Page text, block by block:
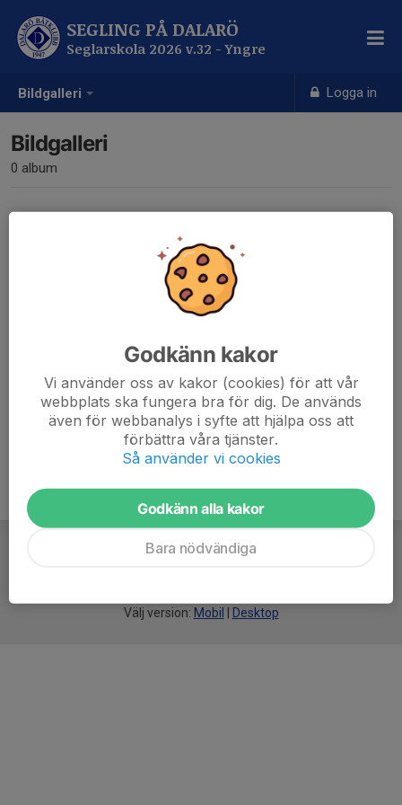
Bildgalleri Logga in
SEGLING PÅ DALARÖ
Seglarskola 2026 v.32 - Yngre
Bildgalleri
0 album
Inga album skapade
Välj version: Mobil Desktop
Godkänn kakor
Vi använder oss av kakor (cookies) för att vår
webbplats ska fungera bra för dig. De används
även för webbanalys i syfte att hjälpa oss att
förbättra våra tjänster.
Så använder vi cookies
Godkänn alla kakor
Bara nödvändiga